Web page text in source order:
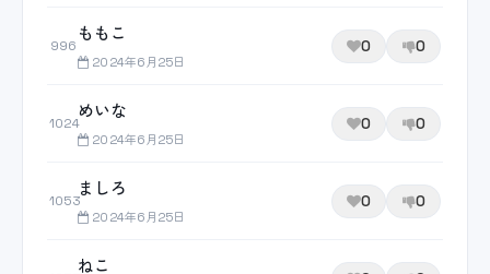
996
ももこ
2024年6月25日
0 0
1024
めいな
2024年6月25日
0 0
1053
ましろ
2024年6月25日
0 0
ねこ